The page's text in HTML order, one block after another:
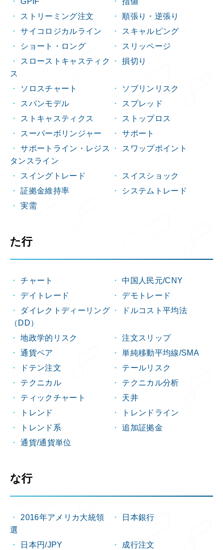
ストリーミング注文
順張り・逆張り
サイコロジカルライン
スキャルピング
ショート・ロング
スリッページ
スローストキャスティク
ス
損切り
ソロスチャート
ソブリンリスク
スパンモデル
スプレッド
ストキャスティクス
ストップロス
スーパーボリンジャー
サポート
サポートライン・レジス
タンスライン
スワップポイント
スイングトレード
スイスショック
証拠金維持率
システムトレード
実需
た行
チャート
中国人民元/CNY
デイトレード
デモトレード
ダイレクトディーリング
（DD）
ドルコスト平均法
地政学的リスク
注文スリップ
通貨ペア
単純移動平均線/SMA
ドテン注文
テールリスク
テクニカル
テクニカル分析
ティックチャート
天井
トレンド
トレンドライン
トレンド系
追加証拠金
通貨/通貨単位
な行
2016年アメリカ大統領
選
日本銀行
日本円/JPY
成行注文